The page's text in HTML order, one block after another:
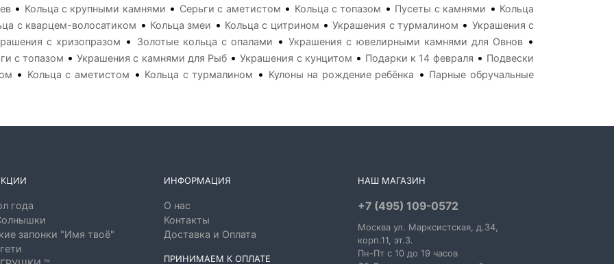
• Кольца с крупными камнями • Серьги с аметистом • Кольца с топазом • Пусеты с камнями • Кольца
с кварцем-волосатиком • Кольца змеи • Кольца с цитрином •Украшения с турмалином • Украшения с
с хризопразом • Золотые кольца с опалами •Украшения с ювелирными камнями для Овнов•
с топазом •Украшения с камнями для Рыб •Украшения с кунцитом • Подарки к 14 февраля • Подвески
• Кольца с аметистом • Кольца с турмалином • Кулоны на рождение ребёнка • Парные обручальные
года
запонки "Имя твоё"
ИНФОРМАЦИЯ
О нас
Контакты
Доставка и Оплата
ПРИНИМАЕМ К ОПЛАТЕ
НАШ МАГАЗИН
+7 (495) 109-0572
Москва ул. Марксистская, д.34,
корп.11, эт.3.
Пн-Пт c 10 до 19 часов